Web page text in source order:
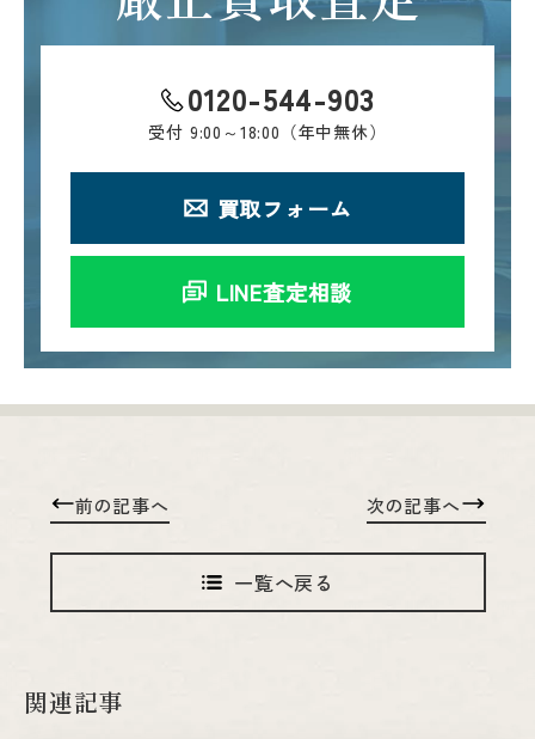
0120-544-903
受付 9:00～18:00（年中無休）
買取フォーム
LINE査定相談
前の記事へ
一覧へ戻る
次の記事へ
関連記事